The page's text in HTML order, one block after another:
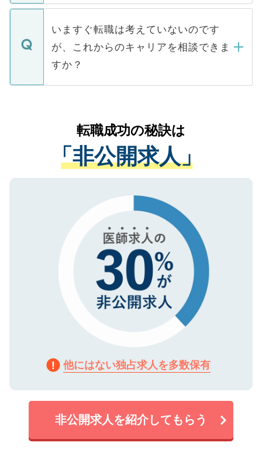
関を公にしてしまうと、応募が殺到する場
に、医療機関が求める条件に合った人材の
みを人材紹介会社に依頼するケースが増え
ています。
定を承諾する必要はありません。内定先へ
の辞退の連絡はキャリアパートナーが行い
個人情報が漏えいすることはありませんの
で、ご安心ください。当サイトからの登録
などで収集したご登録者様の個人情報は、
ご本人のキャリアアップおよび転職活動の
支援を目的に使用いたします。お預かりし
ているすべての個人データはご本人の許可
は、個人情報の取り扱いについての厳密な
管理基準を満たした事業者のみに付与され
る、プライバシーマークを取得済みです。
で、機密保持に関してもご安心ください。
いますぐ転職は考えていないのです
が、これからのキャリアを相談できま
すか？
かがいして、現在の医療機関の状況や紹介
経験をまじえながら、適切なアドバイスを
させていただきます。すぐにご転職をされ
ない方には、長期的なサポートが可能です
ので、まずはご登録ください。
転職成功の秘訣は
「非公開求人」
他にはない独占求人を多数保有
非公開求人を紹介してもらう